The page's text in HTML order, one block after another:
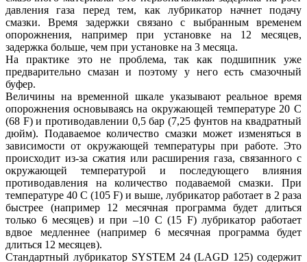
давления газа перед тем, как лубрикатор начнет подачу
смазки. Время задержки связано с выбранным временем
опорожнения, например при установке на 12 месяцев,
задержка больше, чем при установке на 3 месяца.
На практике это не проблема, так как подшипник уже
предварительно смазан и поэтому у него есть смазочный
буфер.
Величины на временной шкале указывают реальное время
опорожнения основываясь на окружающей температуре 20 С
(68 F) и противодавлении 0,5 бар (7,25 фунтов на квадратный
дюйм). Подаваемое количество смазки может изменяться в
зависимости от окружающей температуры при работе. Это
происходит из-за сжатия или расширения газа, связанного с
окружающей температурой и последующего влияния
противодавления на количество подаваемой смазки. При
температуре 40 С (105 F) и выше, лубрикатор работает в 2 раза
быстрее (например 12 месячная программа будет длиться
только 6 месяцев) и при –10 С (15 F) лубрикатор работает
вдвое медленнее (например 6 месячная программа будет
длиться 12 месяцев).
Стандартный лубрикатор SYSTEM 24 (LAGD 125) содержит